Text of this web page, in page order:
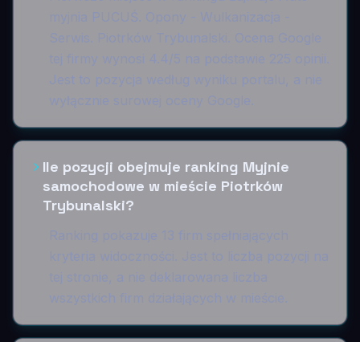
Ile pozycji obejmuje ranking Myjnie
samochodowe w mieście Piotrków
Trybunalski?